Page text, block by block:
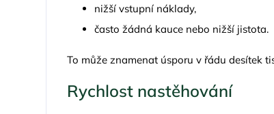
nižší vstupní náklady,
často žádná kauce nebo nižší jistota.
To může znamenat úsporu v řádu desítek
Rychlost nastěhování